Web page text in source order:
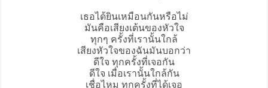
เธอได้ยินเหมือนกันหรือไม่
มันคือเสียงเต้นของหัวใจ
ทุกๆ ครั้งที่เรานั้นใกล้
เสียงหัวใจของฉันมันบอกว่า
ดีใจ ทุกครั้งที่เจอกัน
ดีใจ เมื่อเรานั้นใกล้กัน
เชื่อไหม ทุกครั้งที่ได้เจอ